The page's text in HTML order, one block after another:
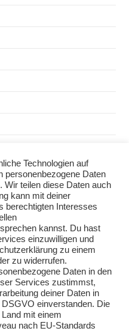
Technologien auf
personenbezogene Daten
Wir teilen diese Daten auch
kann mit deiner
berechtigten Interesses
kannst. Du hast
einzuwilligen und
zu einem
zu widerrufen.
Daten in den
Services zustimmst,
deiner Daten in
einverstanden. Die
mit einem
nach EU-Standards